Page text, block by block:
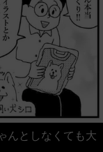
んとしなくても大